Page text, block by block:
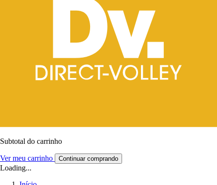
Subtotal do carrinho
Ver meu carrinho Continuar comprando
Loading...